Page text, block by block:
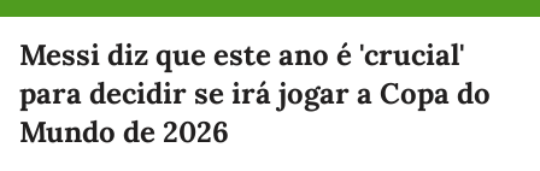
Messi diz que este ano é 'crucial'
para decidir se irá jogar a Copa do
Mundo de 2026